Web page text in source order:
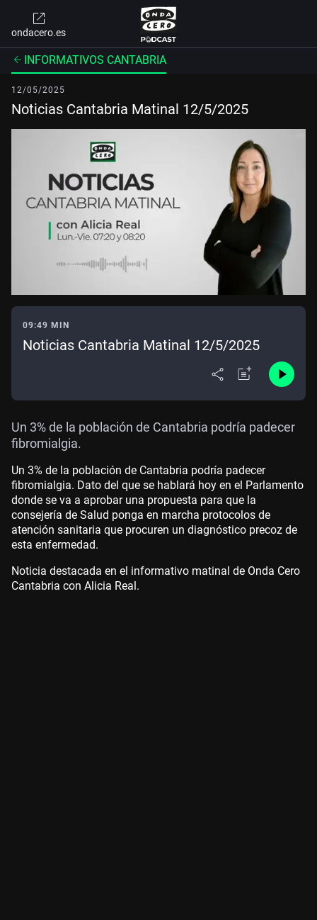
ondacero.es
INFORMATIVOS CANTABRIA
12/05/2025
Noticias Cantabria Matinal 12/5/2025
09:49 MIN
Noticias Cantabria Matinal 12/5/2025
Un 3% de la población de Cantabria podría padecer
fibromialgia.
Un 3% de la población de Cantabria podría padecer
fibromialgia. Dato del que se hablará hoy en el Parlamento
donde se va a aprobar una propuesta para que la
consejería de Salud ponga en marcha protocolos de
atención sanitaria que procuren un diagnóstico precoz de
esta enfermedad.
Noticia destacada en el informativo matinal de Onda Cero
Cantabria con Alicia Real.